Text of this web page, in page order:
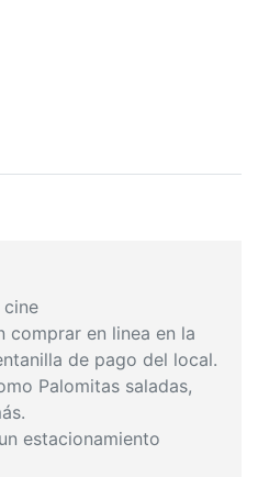
comprar en linea en la
de pago del local.
Palomitas saladas,
estacionamiento